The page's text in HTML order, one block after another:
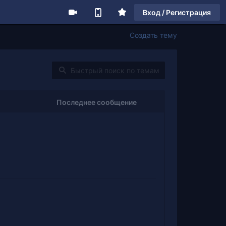
Вход / Регистрация
Создать тему
Последнее сообщение